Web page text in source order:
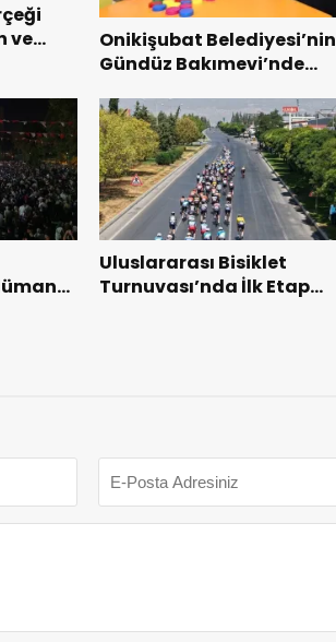
ve
Onikişubat Belediyesi’nin
Gündüz Bakımevi’nde
başladı.
Uluslararası Bisiklet
Turnuvası’nda İlk Etap